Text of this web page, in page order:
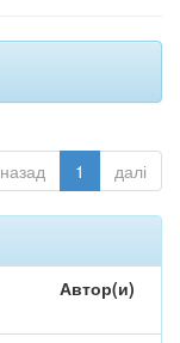
назад 1 далі
Автор(и)